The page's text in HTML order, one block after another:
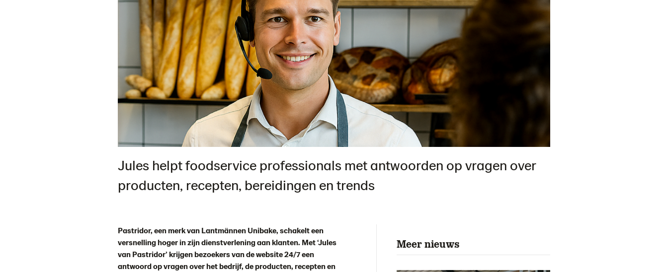
Jules helpt foodservice professionals met antwoorden op vragen over
producten, recepten, bereidingen en trends
Pastridor, een merk van Lantmännen Unibake, schakelt een
versnelling hoger in zijn dienstverlening aan klanten. Met ‘Jules
van Pastridor’ krijgen bezoekers van de website 24/7 een
antwoord op vragen over het bedrijf, de producten, recepten en
Meer nieuws